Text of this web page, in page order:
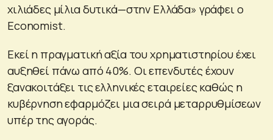
χιλιάδες μίλια δυτικά—στην Ελλάδα» γράφει ο
Economist.
Εκεί η πραγματική αξία του χρηματιστηρίου έχει
αυξηθεί πάνω από 40%. Οι επενδυτές έχουν
ξανακοιτάξει τις ελληνικές εταιρείες καθώς η
κυβέρνηση εφαρμόζει μια σειρά μεταρρυθμίσεων
υπέρ της αγοράς.